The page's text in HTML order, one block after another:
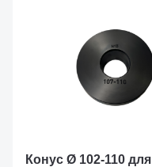
Конус Ø 102-110